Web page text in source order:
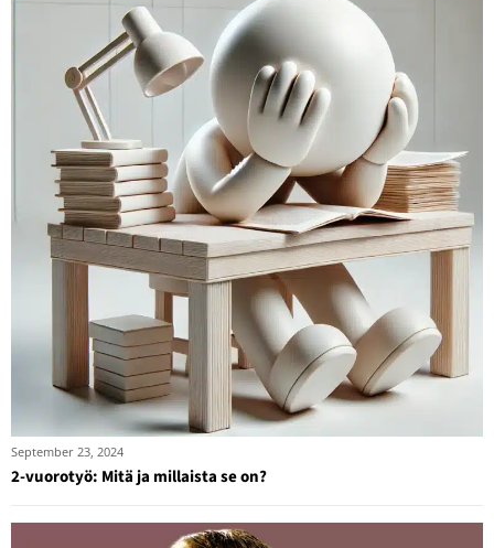
September 23, 2024
2-vuorotyö: Mitä ja millaista se on?